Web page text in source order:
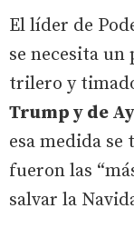
El líder de
se necesita un
trilero y
Trump y de
esa medida se
fueron las
salvar la